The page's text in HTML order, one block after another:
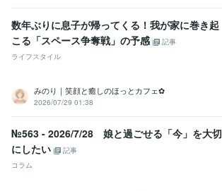
数年ぶりに息子が帰ってくる！我が家に巻き起
こる「スペース争奪戦」の予感
記事
ライフスタイル
みのり｜笑顔と癒しのほっとカフェ✿
2026/07/29 01:38
№563 - 2026/7/28 娘と過ごせる「今」を大切
にしたい
記事
コラム